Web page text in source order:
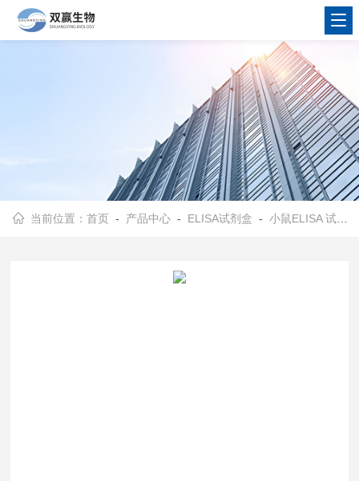
当前位置：首页 - 产品中心 - ELISA试剂盒 -小鼠ELISA 试剂盒